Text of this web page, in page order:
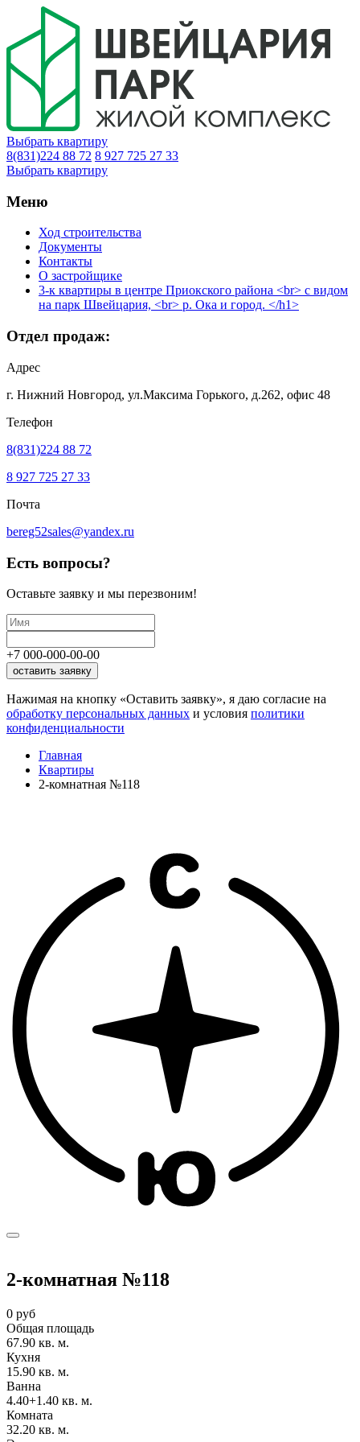
Выбрать квартиру
8(831)224 88 72 8 927 725 27 33
Выбрать квартиру
Меню
Ход строительства
Документы
Контакты
О застройщике
3-к квартиры в центре Приокского района <br> с видом
на парк Швейцария, <br> р. Ока и город. </h1>
Отдел продаж:
Адрес
г. Нижний Новгород, ул.Максима Горького, д.262, офис 48
Телефон
8(831)224 88 72
8 927 725 27 33
Почта
bereg52sales@yandex.ru
Есть вопросы?
Оставьте заявку и мы перезвоним!
+7 000-000-00-00
оставить заявку
Нажимая на кнопку «Оставить заявку», я даю согласие на
обработку персональных данных и условия политики
конфиденциальности
Главная
Квартиры
2-комнатная №118
2-комнатная №118
0 руб
Общая площадь
67.90 кв. м.
Кухня
15.90 кв. м.
Ванна
4.40+1.40 кв. м.
Комната
32.20 кв. м.